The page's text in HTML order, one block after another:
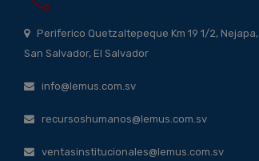
Periferico Quetzaltepeque Km 19 1/2, Nejapa,
San Salvador, El Salvador
info@lemus.com.sv
recursoshumanos@lemus.com.sv
ventasinstitucionales@lemus.com.sv